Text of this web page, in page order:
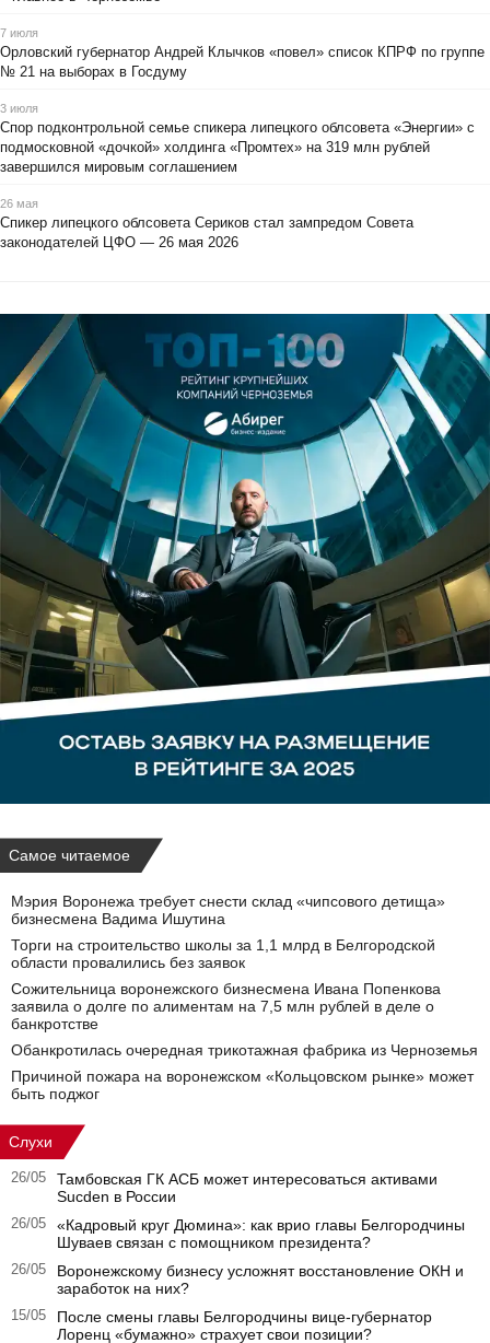
7 июля
Орловский губернатор Андрей Клычков «повел» список КПРФ по группе
№ 21 на выборах в Госдуму
3 июля
Спор подконтрольной семье спикера липецкого облсовета «Энергии» с
подмосковной «дочкой» холдинга «Промтех» на 319 млн рублей
завершился мировым соглашением
26 мая
Спикер липецкого облсовета Сериков стал зампредом Совета
законодателей ЦФО — 26 мая 2026
Самое читаемое
Мэрия Воронежа требует снести склад «чипсового детища»
бизнесмена Вадима Ишутина
Торги на строительство школы за 1,1 млрд в Белгородской
области провалились без заявок
Сожительница воронежского бизнесмена Ивана Попенкова
заявила о долге по алиментам на 7,5 млн рублей в деле о
банкротстве
Обанкротилась очередная трикотажная фабрика из Черноземья
Причиной пожара на воронежском «Кольцовском рынке» может
быть поджог
Слухи
26/05
Тамбовская ГК АСБ может интересоваться активами
Sucden в России
26/05
«Кадровый круг Дюмина»: как врио главы Белгородчины
Шуваев связан с помощником президента?
26/05
Воронежскому бизнесу усложнят восстановление ОКН и
заработок на них?
15/05
После смены главы Белгородчины вице-губернатор
Лоренц «бумажно» страхует свои позиции?